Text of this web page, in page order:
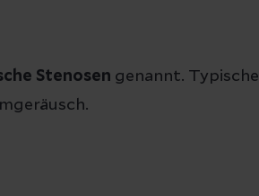
Stenosen genannt. Typische